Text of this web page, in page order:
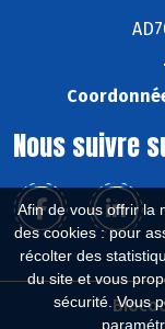
Afin de vous offrir la
des cookies : pour
récolter des
du site et vous
sécurité. Vous
Nous suivre